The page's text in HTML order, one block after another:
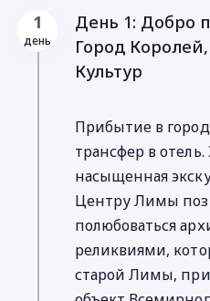
1
день
День 1: Добро
Город
Культур
Прибытие в
трансфер в
насыщенная
Центру Лимы
полюбоваться
реликвиями,
старой Лимы,